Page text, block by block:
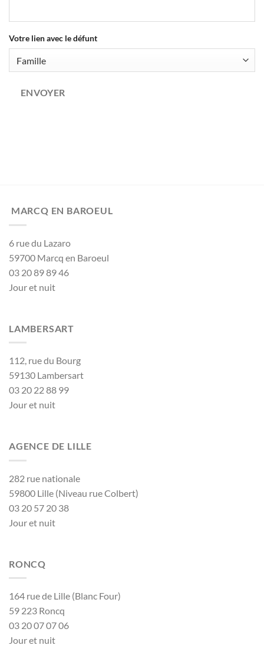
Votre lien avec le défunt
Company
ENVOYER
MARCQ EN BAROEUL
6 rue du Lazaro
59700 Marcq en Baroeul
03 20 89 89 46
Jour et nuit
LAMBERSART
112, rue du Bourg
59130 Lambersart
03 20 22 88 99
Jour et nuit
AGENCE DE LILLE
282 rue nationale
59800 Lille (Niveau rue Colbert)
03 20 57 20 38
Jour et nuit
RONCQ
164 rue de Lille (Blanc Four)
59 223 Roncq
03 20 07 07 06
Jour et nuit